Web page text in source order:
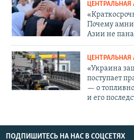
ЦЕНТРАЛЬНАЯ
Почему
Азии не
ЦЕНТРАЛЬНАЯ
«Украина
поступает
— о
и его
ПОДПИШИТЕСЬ НА НАС В СОЦСЕТЯХ